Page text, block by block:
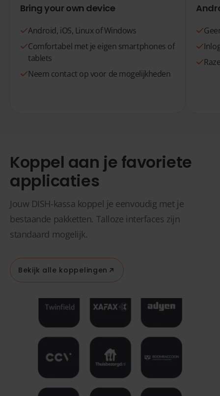
Bring your own device
Android, iOS, Linux of Windows
Comfortabel met je eigen smartphones of
tablets
Neem contact op voor de mogelijkheden
Koppel aan je favoriete
applicaties
Jouw DISH-kassa koppel je eenvoudig met je
bestaande pakketten. Talloze interfaces zijn
standaard mogelijk.
Bekijk alle koppelingen